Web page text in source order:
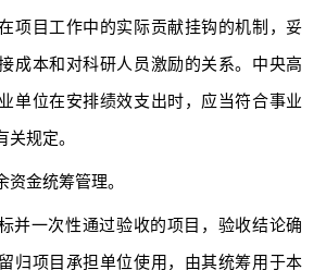
项目工作中的实际贡献挂钩的机制，妥
成本和对科研人员激励的关系。中央高
单位在安排绩效支出时，应当符合事业
规定。
资金统筹管理。
并一次性通过验收的项目，验收结论确
归项目承担单位使用，由其统筹用于本